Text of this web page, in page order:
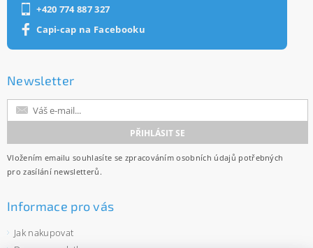
+420 774 887 327
Capi-cap na Facebooku
Newsletter
Vložením emailu souhlasíte se zpracováním osobních údajů potřebných
pro zasílání newsletterů.
Informace pro vás
Jak nakupovat